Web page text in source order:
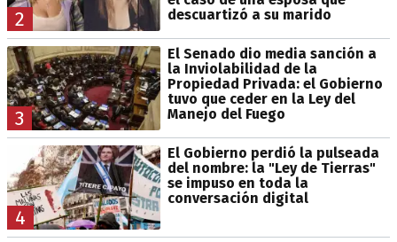
2
descuartizó a su marido
3
El Senado dio media sanción a
la Inviolabilidad de la
Propiedad Privada: el Gobierno
tuvo que ceder en la Ley del
Manejo del Fuego
4
El Gobierno perdió la pulseada
del nombre: la "Ley de Tierras"
se impuso en toda la
conversación digital